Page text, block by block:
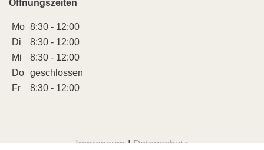
Öffnungszeiten
Mo 8:30 - 12:00
Di
8:30 - 12:00
Mi
8:30 - 12:00
Do geschlossen
Fr
8:30 - 12:00
Impressum | Datenschutz